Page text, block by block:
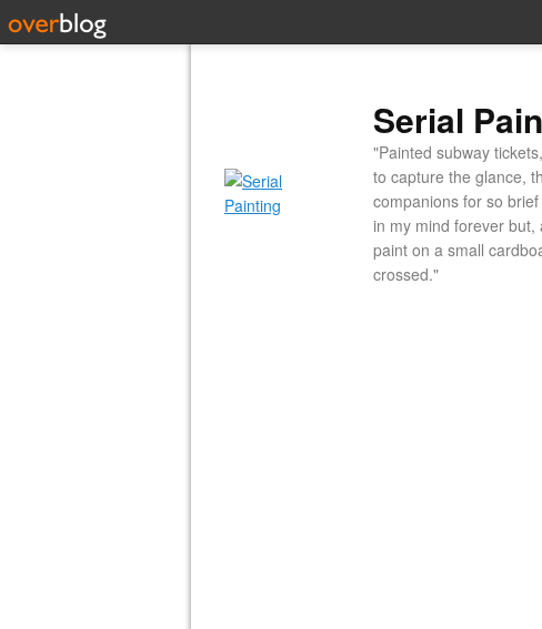
Serial
"Painted subway
to capture the glance,
companions for so
in my mind forever
paint on a small
crossed."